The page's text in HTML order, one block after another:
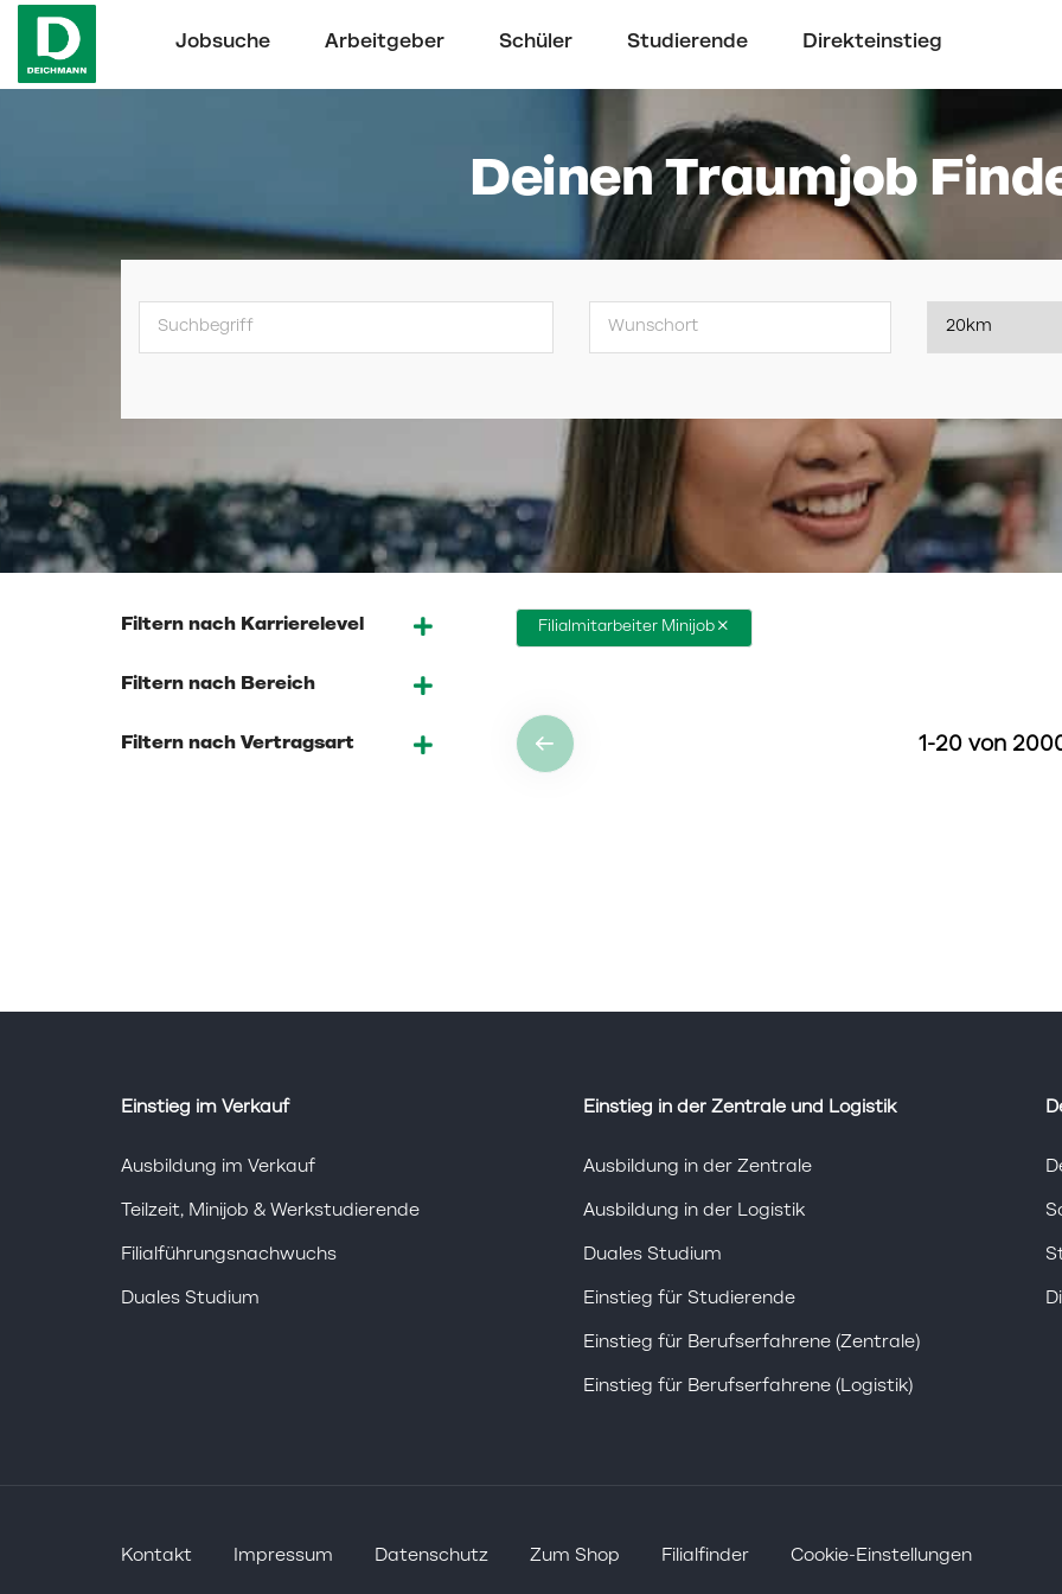
Jobsuche Arbeitgeber Schüler Studierende Direkteinstieg
Deinen Traumjob
Filialmitarbeiter Minijob
1-20 von
Filtern nach Karrierelevel
Filtern nach Bereich
Filtern nach Vertragsart
Einstieg im Verkauf
Ausbildung im Verkauf
Teilzeit, Minijob & Werkstudierende
Filialführungsnachwuchs
Duales Studium
Einstieg in der Zentrale und Logistik
Ausbildung in der Zentrale
Ausbildung in der Logistik
Duales Studium
Einstieg für Studierende
Einstieg für Berufserfahrene (Zentrale)
Einstieg für Berufserfahrene (Logistik)
Kontakt Impressum Datenschutz Zum Shop Filialfinder Cookie-Einstellungen